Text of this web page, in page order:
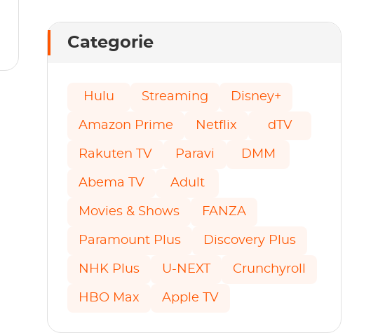
Categorie
Hulu Streaming Disney+
Amazon Prime Netflix dTV
Rakuten TV Paravi DMM
Abema TV Adult
Movies & Shows FANZA
Paramount Plus Discovery Plus
NHK Plus U-NEXT Crunchyroll
HBO Max Apple TV